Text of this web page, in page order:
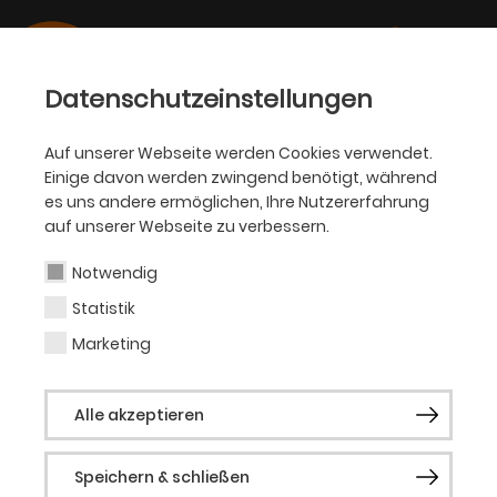
Datenschutzeinstellungen
Auf unserer Webseite werden Cookies verwendet.
Einige davon werden zwingend benötigt, während
es uns andere ermöglichen, Ihre Nutzererfahrung
auf unserer Webseite zu verbessern.
Notwendig
Statistik
Marketing
Alle akzeptieren
Speichern & schließen
29.03.2019 AKADEMIE
Akademie für Theater und
Digitalität nimmt Betrieb
auf
Startschuss für sechste Sparte des Theater
Dortmund // Künstlerischer Leiter wird
Marcus Lobbes